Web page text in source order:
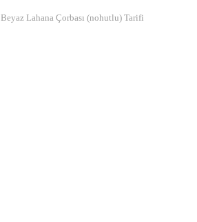
Beyaz Lahana Çorbası (nohutlu) Tarifi